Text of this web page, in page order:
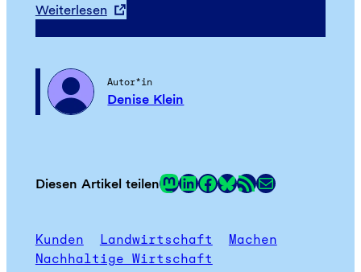
Weiterlesen
Autor*in
Denise Klein
Diesen Artikel teilenMastodon
LinkedIn
Facebook
LinkRSS-Feed
E-Mail
Kunden Landwirtschaft
Machen
Nachhaltige Wirtschaft